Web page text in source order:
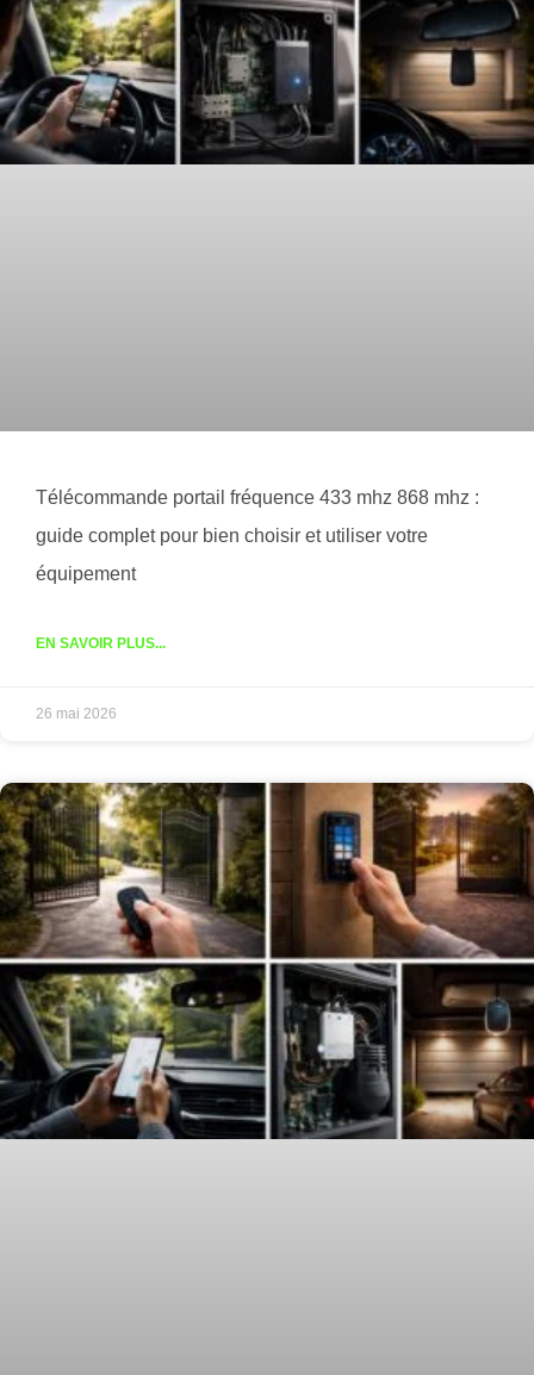
Télécommande portail fréquence 433 mhz 868 mhz :
guide complet pour bien choisir et utiliser votre
équipement
EN SAVOIR PLUS...
26 mai 2026